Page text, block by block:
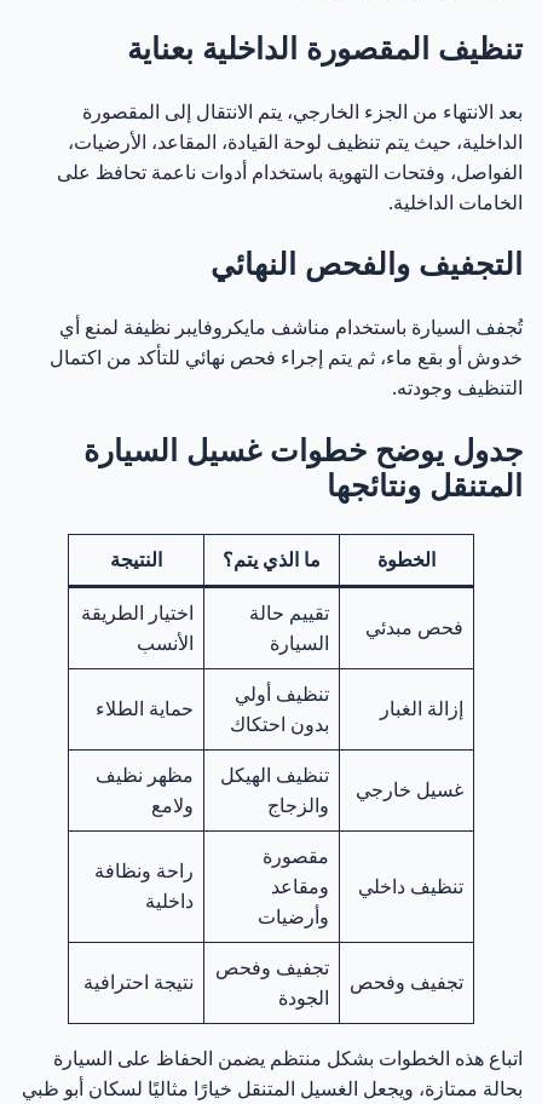
تنظيف المقصورة الداخلية بعناية
بعد الانتهاء من الجزء الخارجي، يتم الانتقال إلى المقصورة
الداخلية، حيث يتم تنظيف لوحة القيادة، المقاعد، الأرضيات،
الفواصل، وفتحات التهوية باستخدام أدوات ناعمة تحافظ على
الخامات الداخلية.
التجفيف والفحص النهائي
تُجفف السيارة باستخدام مناشف مايكروفايبر نظيفة لمنع أي
خدوش أو بقع ماء، ثم يتم إجراء فحص نهائي للتأكد من اكتمال
التنظيف وجودته.
جدول يوضح خطوات غسيل السيارة
المتنقل ونتائجها
الخطوة ما الذي يتم؟ النتيجة
فحص مبدئي
تقييم حالة
السيارة
اختيار الطريقة
الأنسب
إزالة الغبار
تنظيف أولي
بدون احتكاك
حماية الطلاء
غسيل خارجي
تنظيف الهيكل
والزجاج
مظهر نظيف
ولامع
تنظيف داخلي
مقصورة
ومقاعد
وأرضيات
راحة ونظافة
داخلية
تجفيف وفحص
تجفيف وفحص
الجودة
نتيجة احترافية
اتباع هذه الخطوات بشكل منتظم يضمن الحفاظ على السيارة
بحالة ممتازة، ويجعل الغسيل المتنقل خيارًا مثاليًا لسكان أبو ظبي